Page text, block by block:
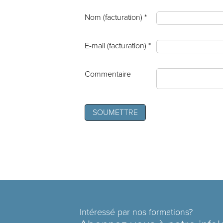
Nom (facturation) *
E-mail (facturation) *
Commentaire
Intéressé par nos formations?